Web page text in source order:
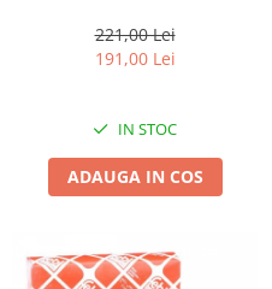
221,00 Lei
191,00 Lei
IN STOC
ADAUGA IN COS